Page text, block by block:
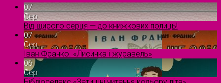
07
Сер
Від щирого серця — до книжкових полиць!
07
Сер
Іван Франко. «Лисичка і журавель»
06
Сер